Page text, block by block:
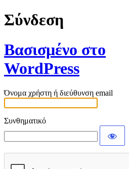
Σύνδεση
Βασισμένο στο
WordPress
Όνομα χρήστη ή διεύθυνση email
Συνθηματικό